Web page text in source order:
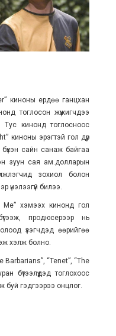
киноны ердөө ганцхан
тоглосон жүжигчдээ
Тус кинонд тоглосноос
киноны эрэгтэй гол дүр
бүхэн сайн санаж байгаа
зуун сая ам.долларын
зохиол болон
үнэлээгүй билээ.
Me” хэмээх кинонд гол
продюсерээр нь
үзэгчдэд өөрийгөө
хэлж болно.
Barbarians”, “Tenet”, “The
бүтээлүүдэд тоглохоос
буй гэдгээрээ онцлог.